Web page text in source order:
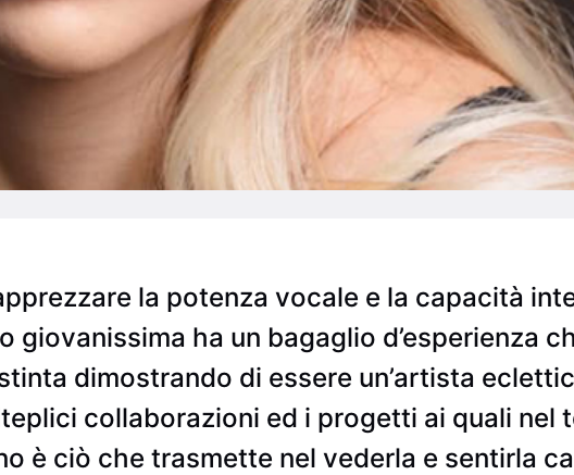
la potenza vocale e la capacità
ha un bagaglio d’esperienza
dimostrando di essere un’artista
collaborazioni ed i progetti ai quali nel
è ciò che trasmette nel vederla e sentirla